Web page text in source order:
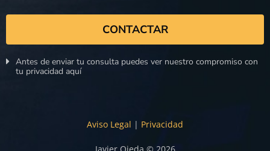
CONTACTAR
Antes de enviar tu consulta puedes ver nuestro compromiso con
tu privacidad aquí
Aviso Legal | Privacidad
Javier Ojeda © 2026